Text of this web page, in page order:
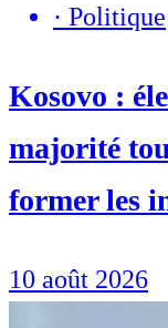
· Politique
Kosovo :
majorité
former les
10 août 2026